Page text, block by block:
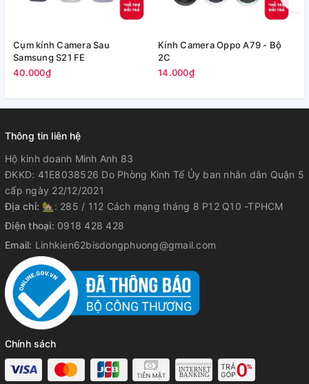
Cụm kính Camera Sau
Samsung S21 FE
40.000₫
Kính Camera Oppo A79 - Bộ
2C
14.000₫
Thông tin liên hệ
Hộ kinh doanh Minh Anh 83
ĐKKD: 41E8038526 Do Phòng Kinh Tế Ủy ban nhân dân Quận 5
cấp ngày 22/12/2021
Địa chỉ: 🏡: 285 / 112 Cách mạng tháng 8 P12 Q10 -TPHCM
Điện thoại: 0918 428 428
Email: Linhkien62bisdongphuong@gmail.com
Chính sách